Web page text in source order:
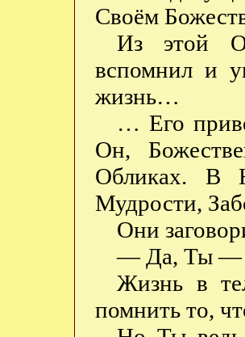
Своём
Из этой
вспомнил и
жизнь…
… Его
Он,
Обликах. В
Мудрости,
Они
— Да, Ты —
Жизнь в
помнить то,